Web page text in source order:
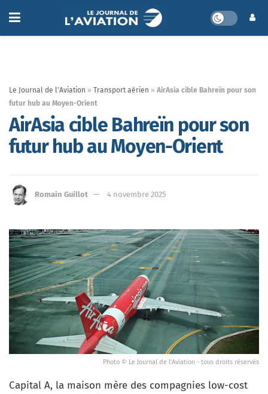
Le Journal de l'Aviation » Transport aérien » AirAsia cible Bahreïn pour son
futur hub au Moyen-Orient
AirAsia cible Bahreïn pour son
futur hub au Moyen-Orient
Romain Guillot 4 novembre 2025
Photo © Le Journal de l'Aviation - tous droits réservés
Capital A, la maison mère des compagnies low-cost